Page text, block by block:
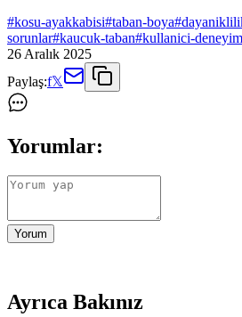
#kosu-ayakkabisi#taban-boya#
sorunlar#kaucuk-taban#kullanici-
26 Aralık 2025
Paylaş:f𝕏
Yorumlar:
Yorum
Ayrıca Bakınız